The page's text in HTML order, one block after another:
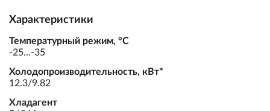
Характеристики
Температурный режим, °С
-25…-35
Холодопроизводительность, кВт*
12.3/9.82
Хладагент